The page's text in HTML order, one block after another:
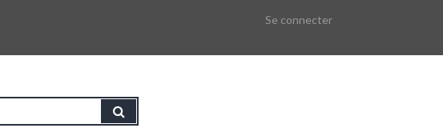
Se connecter